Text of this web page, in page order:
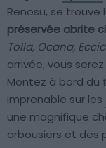
Renosu, se trouve
préservée abrite
Tolla, Ocana,
arrivée, vous
Montez à bord du
imprenable sur les
une magnifique
arbousiers et des